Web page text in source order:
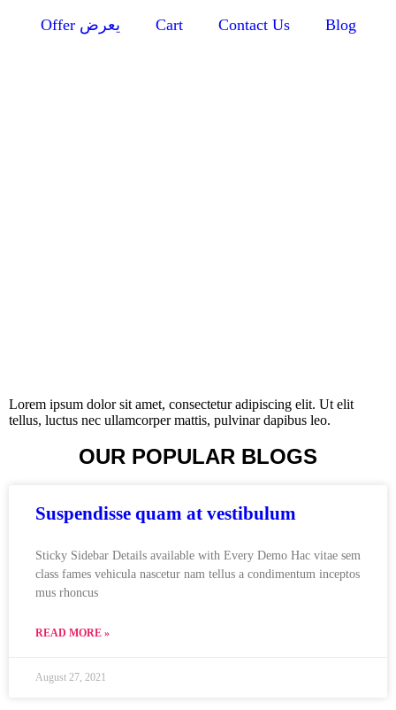
Offer يعرض Cart Contact Us Blog
Lorem ipsum dolor sit amet, consectetur adipiscing elit. Ut elit
tellus, luctus nec ullamcorper mattis, pulvinar dapibus leo.
OUR POPULAR BLOGS
Suspendisse quam at vestibulum
Sticky Sidebar Details available with Every Demo Hac vitae sem
class fames vehicula nascetur nam tellus a condimentum inceptos
mus rhoncus
READ MORE »
August 27, 2021